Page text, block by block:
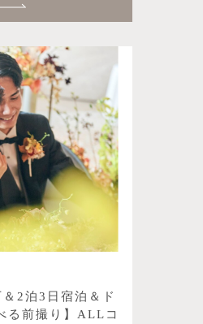
2泊3日宿泊＆ド
る前撮り】ALLコ